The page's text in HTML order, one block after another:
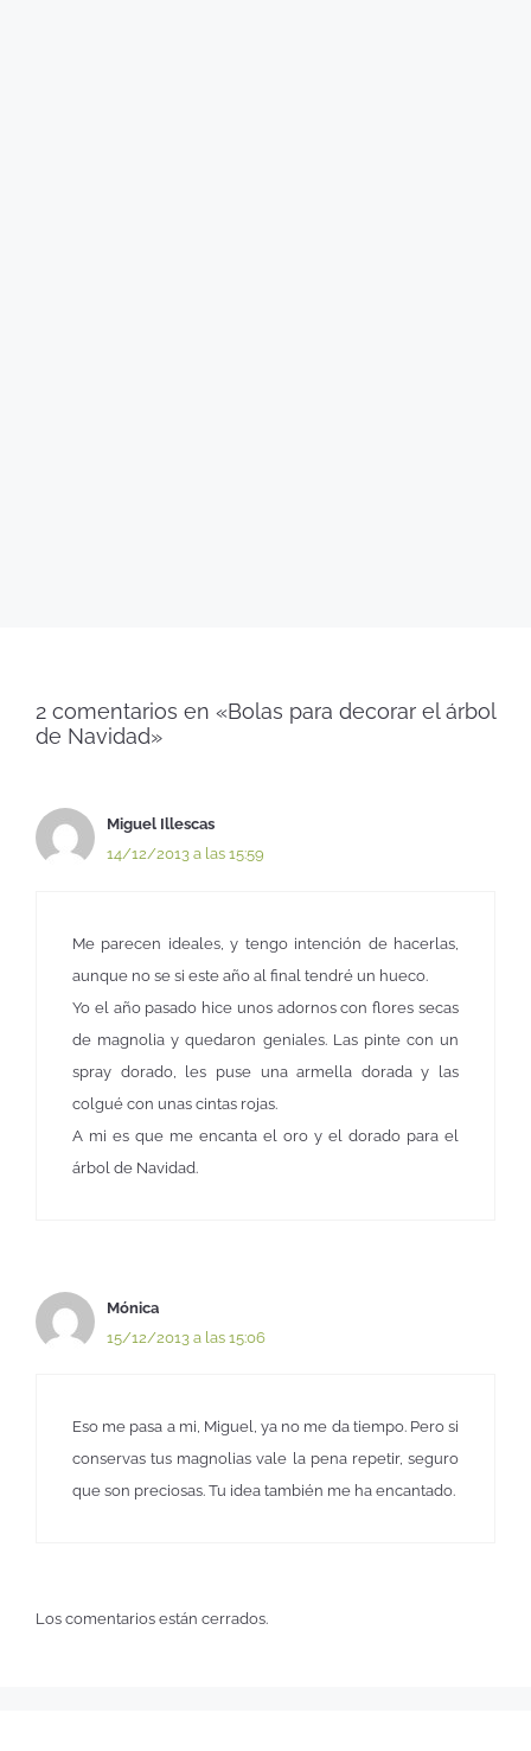
2 comentarios en «Bolas para decorar el árbol
de Navidad»
Miguel Illescas
14/12/2013 a las 15:59
Me parecen ideales, y tengo intención de hacerlas,
aunque no se si este año al final tendré un hueco.
Yo el año pasado hice unos adornos con flores secas
de magnolia y quedaron geniales. Las pinte con un
spray dorado, les puse una armella dorada y las
colgué con unas cintas rojas.
A mi es que me encanta el oro y el dorado para el
árbol de Navidad.
Mónica
15/12/2013 a las 15:06
Eso me pasa a mi, Miguel, ya no me da tiempo. Pero si
conservas tus magnolias vale la pena repetir, seguro
que son preciosas. Tu idea también me ha encantado.
Los comentarios están cerrados.